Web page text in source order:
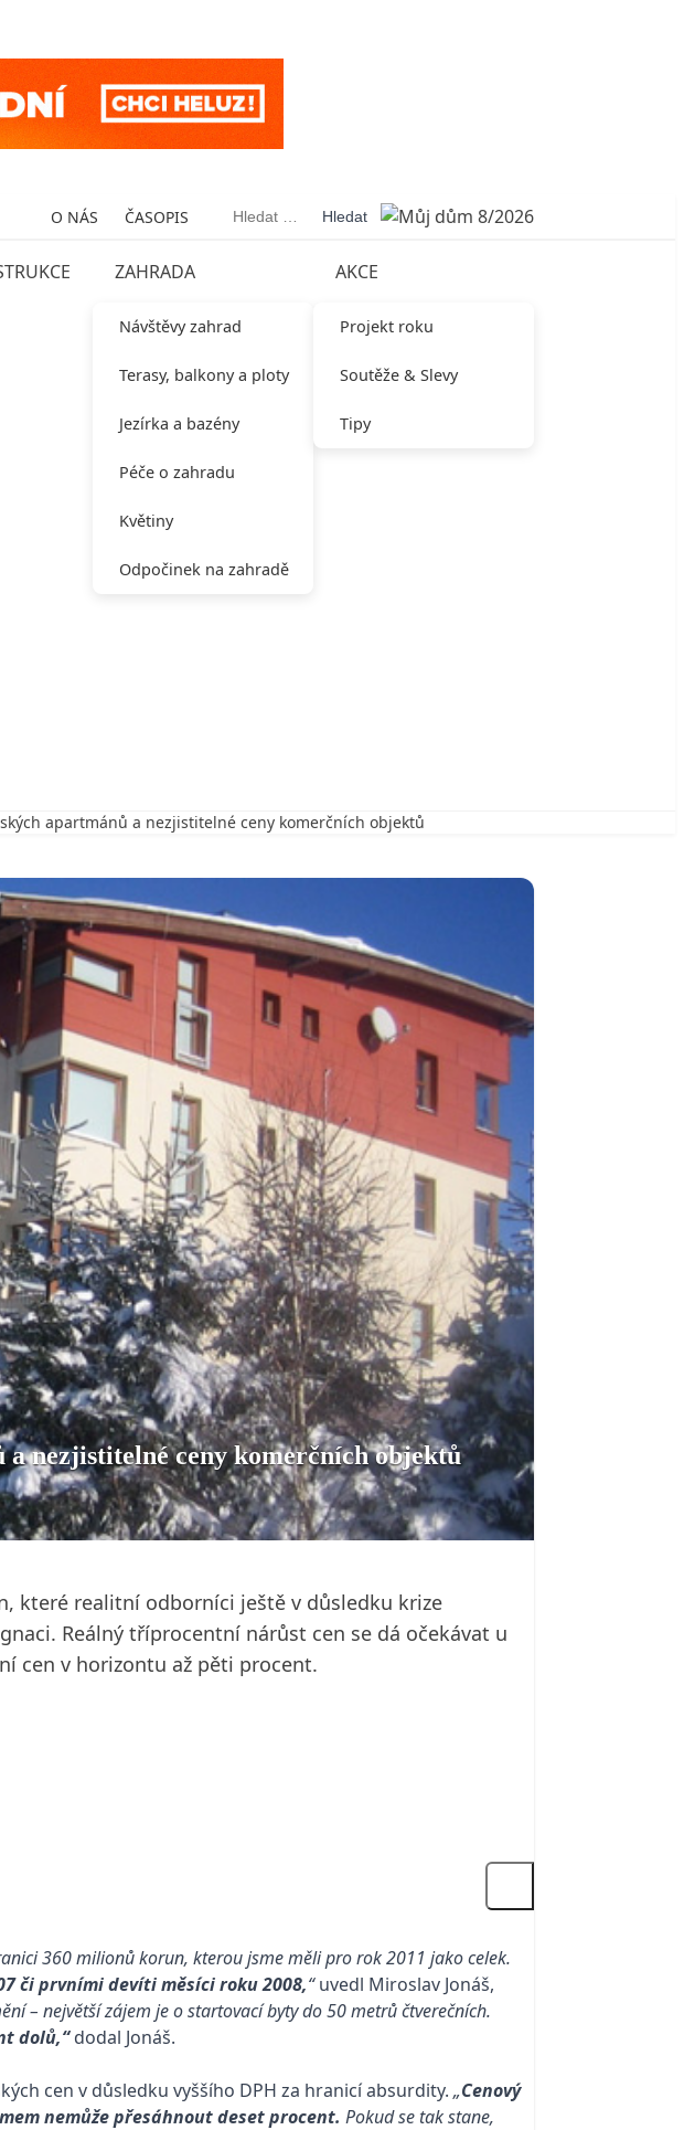
O NÁS ČASOPIS Vyhledávání
ZAHRADA
Návštěvy zahrad
Terasy, balkony a ploty
Jezírka a bazény
Péče o zahradu
Květiny
Odpočinek na zahradě
AKCE
Projekt roku
Soutěže & Slevy
Tipy
apartmánů a nezjistitelné ceny komerčních objektů
nezjistitelné ceny komerčních objektů
které realitní odborníci ještě v důsledku krize
Reálný tříprocentní nárůst cen se dá očekávat u
cen v horizontu až pěti procent.
360 milionů korun, kterou jsme měli pro rok 2011 jako celek.
či prvními devíti měsíci roku 2008,“uvedl Miroslav Jonáš,
– největší zájem je o startovací byty do 50 metrů čtverečních.
dolů,“dodal Jonáš.
cen v důsledku vyššího DPH za hranicí absurdity. „Cenový
nemůže přesáhnout deset procent. Pokud se tak stane,